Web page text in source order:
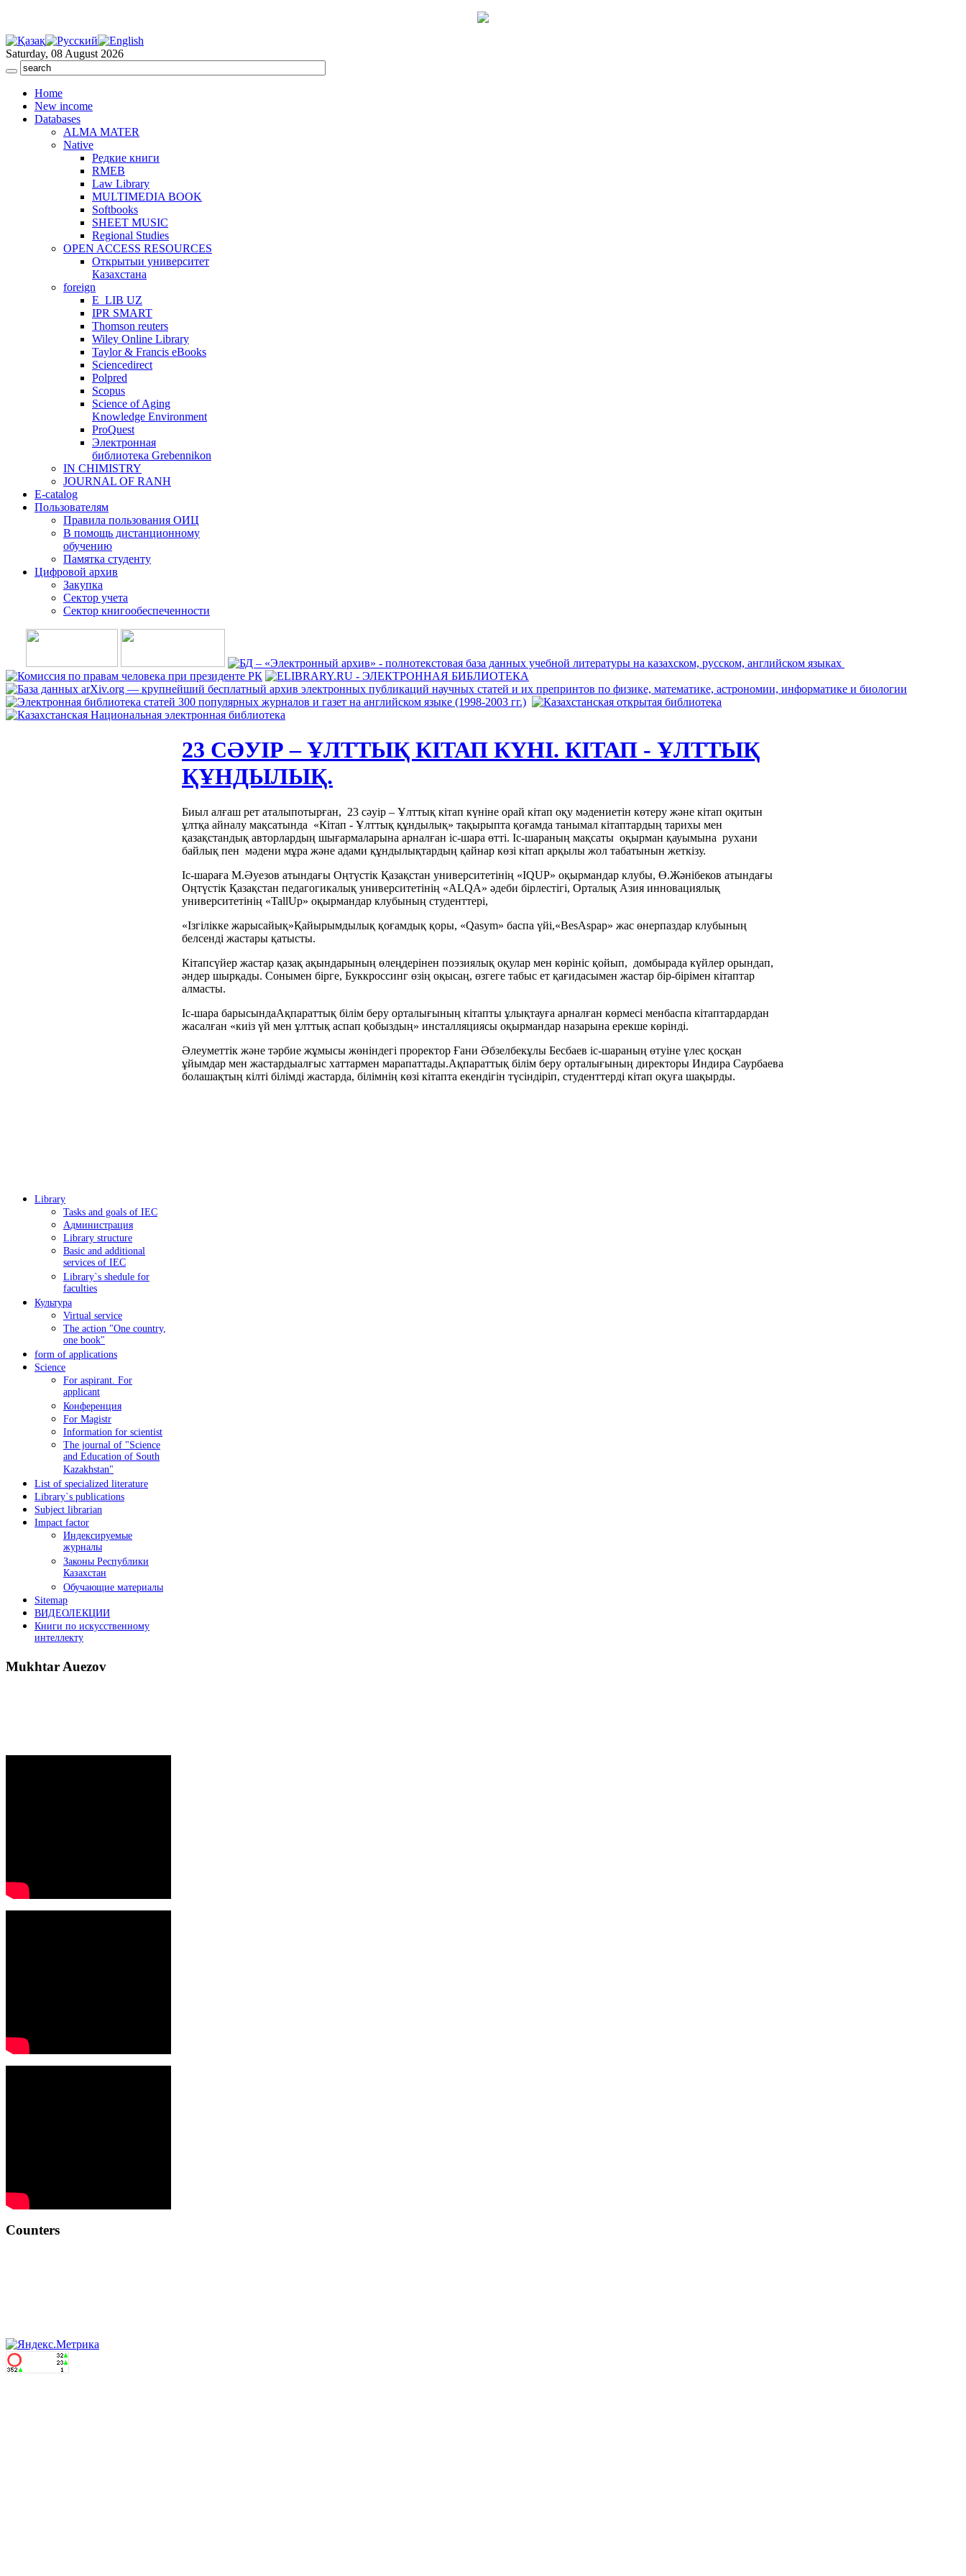
Saturday, 08 August 2026
Home
New income
Databases
ALMA MATER
Native
Редкие книги
RMEB
Law Library
MULTIMEDIA BOOK
Softbooks
SHEET MUSIC
Regional Studies
OPEN ACCESS RESOURCES
Открытыи университет
Казахстана
foreign
E_LIB UZ
IPR SMART
Thomson reuters
Wiley Online Library
Taylor & Francis eBooks
Sciencedirect
Polpred
Scopus
Science of Aging
Knowledge Environment
ProQuest
Электронная
библиотека Grebennikon
IN CHIMISTRY
JOURNAL OF RANH
E-catalog
Пользователям
Правила пользования ОИЦ
В помощь дистанционному
обучению
Памятка студенту
Цифровой архив
Закупка
Сектор учета
Сектор книгообеспеченности
23 СӘУІР – ҰЛТТЫҚ КІТАП КҮНІ. КІТАП - ҰЛТТЫҚ
ҚҰНДЫЛЫҚ.
Биыл алғаш рет аталыпотырған, 23 сәуір – Ұлттық кітап күніне орай кітап оқу мәдениетін көтеру және кітап оқитын
ұлтқа айналу мақсатында «Кітап - Ұлттық құндылық» тақырыпта қоғамда танымал кітаптардың тарихы мен
қазақстандық авторлардың шығармаларына арналған іс-шара өтті. Іс-шараның мақсаты оқырман қауымына рухани
байлық пен мәдени мұра және адами құндылықтардың қайнар көзі кітап арқылы жол табатынын жеткізу.
Іс-шараға М.Әуезов атындағы Оңтүстік Қазақстан университетінің «IQUP» оқырмандар клубы, Ө.Жәнібеков атындағы
Оңтүстік Қазақстан педагогикалық университетінің «ALQA» әдеби бірлестігі, Орталық Азия инновациялық
университетінің «TallUp» оқырмандар клубының студенттері,
«Ізгілікке жарысайық»Қайырымдылық қоғамдық қоры, «Qasym» баспа үйі,«BesAspap» жас өнерпаздар клубының
белсенді жастары қатысты.
Кітапсүйер жастар қазақ ақындарының өлеңдерінен поэзиялық оқулар мен көрініс қойып, домбырада күйлер орындап,
әндер шырқады. Сонымен бірге, Буккроссинг өзің оқысаң, өзгеге табыс ет қағидасымен жастар бір-бірімен кітаптар
алмасты.
Іс-шара барысындаАқпараттық білім беру орталығының кітапты ұлықтауға арналған көрмесі менбаспа кітаптардардан
жасалған «киіз үй мен ұлттық аспап қобыздың» инсталляциясы оқырмандар назарына ерекше көрінді.
Әлеуметтік және тәрбие жұмысы жөніндегі проректор Ғани Әбзелбекұлы Бесбаев іс-шараның өтуіне үлес қосқан
ұйымдар мен жастардыалғыс хаттармен марапаттады.Ақпараттық білім беру орталығының директоры Индира Саурбаева
болашақтың кілті білімді жастарда, білімнің көзі кітапта екендігін түсіндіріп, студенттерді кітап оқуға шақырды.
Library
Tasks and goals of IEC
Администрация
Library structure
Basic and additional
services of IEC
Library`s shedule for
faculties
Культура
Virtual service
The action "One country,
one book"
form of applications
Science
For aspirant. For
applicant
Конференция
For Magistr
Information for sсientist
The journal of "Science
and Education of South
Kazakhstan"
List of specialized literature
Library`s publications
Subject librarian
Impact factor
Индексируемые
журналы
Законы Республики
Казахстан
Обучающие материалы
Sitemap
ВИДЕОЛЕКЦИИ
Книги по искусственному
интеллекту
Mukhtar Auezov
Counters